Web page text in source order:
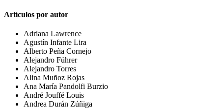
Artículos por autor
Adriana Lawrence
Agustín Infante Lira
Alberto Peña Cornejo
Alejandro Führer
Alejandro Torres
Alina Muñoz Rojas
Ana María Pandolfi Burzio
André Jouffé Louis
Andrea Durán Zúñiga